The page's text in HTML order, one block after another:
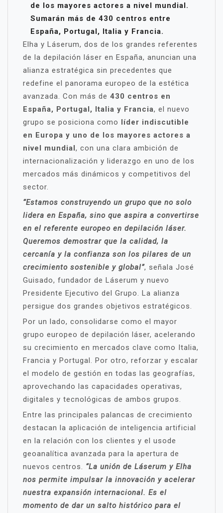
de los mayores actores a nivel mundial.
Sumarán más de 430 centros entre
España, Portugal, Italia y Francia.
Elha y Láserum, dos de los grandes referentes
de la depilación láser en España, anuncian una
alianza estratégica sin precedentes que
redefine el panorama europeo de la estética
avanzada. Con más de 430 centros en
España, Portugal, Italia y Francia, el nuevo
grupo se posiciona como líder indiscutible
en Europa y uno de los mayores actores a
nivel mundial, con una clara ambición de
internacionalización y liderazgo en uno de los
mercados más dinámicos y competitivos del
sector.
“Estamos construyendo un grupo que no solo
lidera en España, sino que aspira a convertirse
en el referente europeo en depilación láser.
Queremos demostrar que la calidad, la
cercanía y la confianza son los pilares de un
crecimiento sostenible y global”, señala José
Guisado, fundador de Láserum y nuevo
Presidente Ejecutivo del Grupo. La alianza
persigue dos grandes objetivos estratégicos.
Por un lado, consolidarse como el mayor
grupo europeo de depilación láser, acelerando
su crecimiento en mercados clave como Italia,
Francia y Portugal. Por otro, reforzar y escalar
el modelo de gestión en todas las geografías,
aprovechando las capacidades operativas,
digitales y tecnológicas de ambos grupos.
Entre las principales palancas de crecimiento
destacan la aplicación de inteligencia artificial
en la relación con los clientes y el usode
geoanalítica avanzada para la apertura de
nuevos centros. “La unión de Láserum y Elha
nos permite impulsar la innovación y acelerar
nuestra expansión internacional. Es el
momento de dar un salto histórico para el